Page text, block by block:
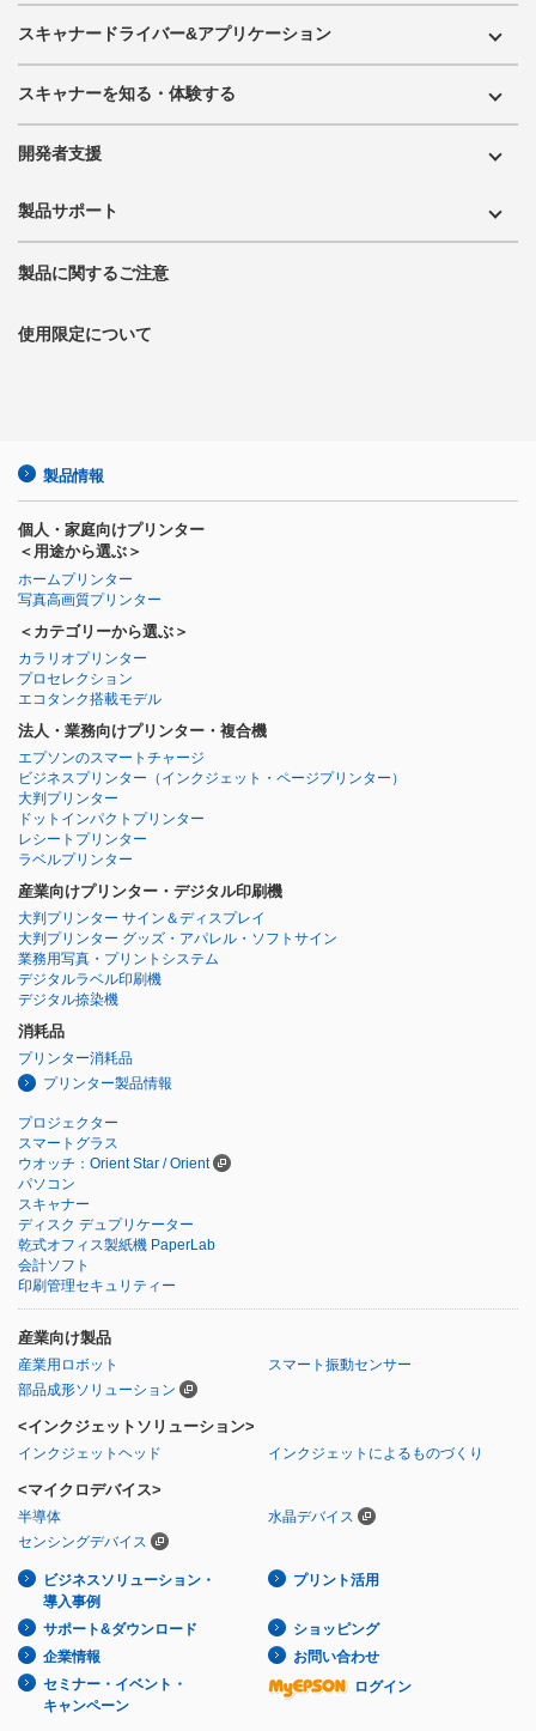
スキャナードライバー&アプリケーション
スキャナーを知る・体験する
開発者支援
製品サポート
製品に関するご注意
使用限定について
製品情報
個人・家庭向けプリンター
＜用途から選ぶ＞
ホームプリンター
写真高画質プリンター
＜カテゴリーから選ぶ＞
カラリオプリンター
プロセレクション
エコタンク搭載モデル
法人・業務向けプリンター・複合機
エプソンのスマートチャージ
ビジネスプリンター （インクジェット・ページプリンター）
大判プリンター
ドットインパクトプリンター
レシートプリンター
ラベルプリンター
産業向けプリンター・デジタル印刷機
大判プリンター サイン＆ディスプレイ
大判プリンター グッズ・アパレル・ソフトサイン
業務用写真・プリントシステム
デジタルラベル印刷機
デジタル捺染機
消耗品
プリンター消耗品
プリンター製品情報
プロジェクター
スマートグラス
ウオッチ：Orient Star / Orient
パソコン
スキャナー
ディスク デュプリケーター
乾式オフィス製紙機 PaperLab
会計ソフト
印刷管理セキュリティー
産業向け製品
産業用ロボット
スマート振動センサー
部品成形ソリューション
<インクジェットソリューション>
インクジェットヘッド インクジェットによるものづくり
<マイクロデバイス>
半導体
水晶デバイス
センシングデバイス
ビジネスソリューション・
導入事例
プリント活用
サポート&ダウンロード
ショッピング
企業情報
お問い合わせ
セミナー・イベント・
キャンペーン
ログイン